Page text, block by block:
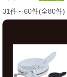
31件～60件(全80件)